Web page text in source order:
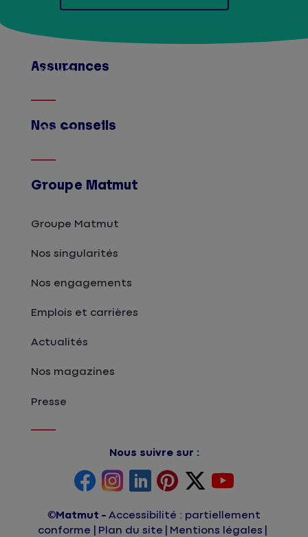
Assurances
Afficher
Nos conseils
Afficher
Groupe Matmut
Groupe Matmut
Nos singularités
Nos engagements
Emplois et carrières
Actualités
Nos magazines
Presse
Nous suivre sur :
©Matmut
Accessibilité : partiellement
conforme
Plan du site Mentions légales